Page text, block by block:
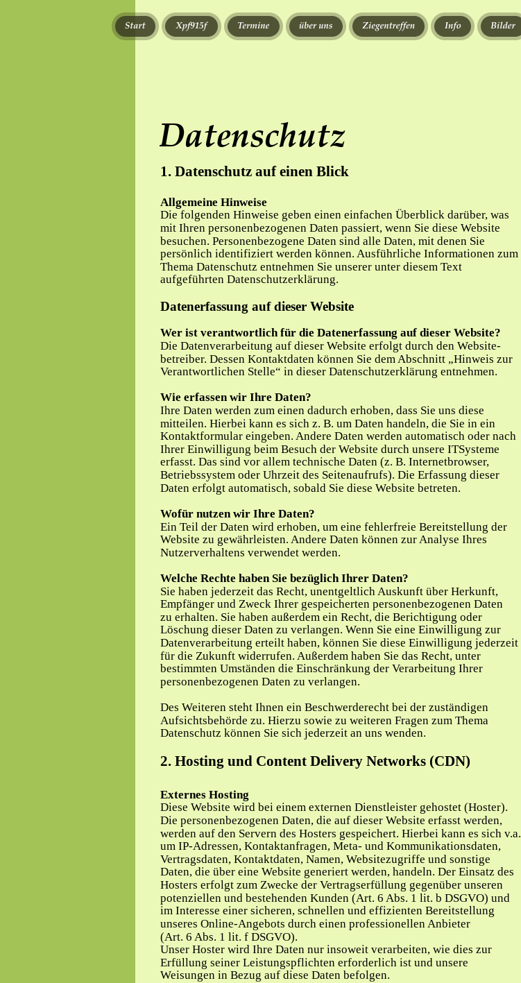
Datenschutz
1. Datenschutz auf einen Blick
Allgemeine Hinweise
Die folgenden Hinweise geben einen einfachen Überblick darüber, was
mit Ihren personenbezogenen Daten passiert, wenn Sie diese Website
besuchen. Personenbezogene Daten sind alle Daten, mit denen Sie
persönlich identifiziert werden können. Ausführliche Informationen zum
Thema Datenschutz entnehmen Sie unserer unter diesem Text
aufgeführten Datenschutzerklärung.
Datenerfassung auf dieser Website
Wer ist verantwortlich für die Datenerfassung auf dieser Website?
Die Datenverarbeitung auf dieser Website erfolgt durch den Website-
betreiber. Dessen Kontaktdaten können Sie dem Abschnitt „Hinweis zur
Verantwortlichen Stelle“ in dieser Datenschutzerklärung entnehmen.
Wie erfassen wir Ihre Daten?
Ihre Daten werden zum einen dadurch erhoben, dass Sie uns diese
mitteilen. Hierbei kann es sich z. B. um Daten handeln, die Sie in ein
Kontaktformular eingeben. Andere Daten werden automatisch oder nach
Ihrer Einwilligung beim Besuch der Website durch unsere ITSysteme
erfasst. Das sind vor allem technische Daten (z. B. Internetbrowser,
Betriebssystem oder Uhrzeit des Seitenaufrufs). Die Erfassung dieser
Daten erfolgt automatisch, sobald Sie diese Website betreten.
Wofür nutzen wir Ihre Daten?
Ein Teil der Daten wird erhoben, um eine fehlerfreie Bereitstellung der
Website zu gewährleisten. Andere Daten können zur Analyse Ihres
Nutzerverhaltens verwendet werden.
Welche Rechte haben Sie bezüglich Ihrer Daten?
Sie haben jederzeit das Recht, unentgeltlich Auskunft über Herkunft,
Empfänger und Zweck Ihrer gespeicherten personenbezogenen Daten
zu erhalten. Sie haben außerdem ein Recht, die Berichtigung oder
Löschung dieser Daten zu verlangen. Wenn Sie eine Einwilligung zur
Datenverarbeitung erteilt haben, können Sie diese Einwilligung jederzeit
für die Zukunft widerrufen. Außerdem haben Sie das Recht, unter
bestimmten Umständen die Einschränkung der Verarbeitung Ihrer
personenbezogenen Daten zu verlangen.
Des Weiteren steht Ihnen ein Beschwerderecht bei der zuständigen
Aufsichtsbehörde zu. Hierzu sowie zu weiteren Fragen zum Thema
Datenschutz können Sie sich jederzeit an uns wenden.
2. Hosting und Content Delivery Networks (CDN)
Externes Hosting
Diese Website wird bei einem externen Dienstleister gehostet (Hoster).
Die personenbezogenen Daten, die auf dieser Website erfasst werden,
werden auf den Servern des Hosters gespeichert. Hierbei kann es sich v.a.
um IP-Adressen, Kontaktanfragen, Meta- und Kommunikationsdaten,
Vertragsdaten, Kontaktdaten, Namen, Websitezugriffe und sonstige
Daten, die über eine Website generiert werden, handeln. Der Einsatz des
Hosters erfolgt zum Zwecke der Vertragserfüllung gegenüber unseren
potenziellen und bestehenden Kunden (Art. 6 Abs. 1 lit. b DSGVO) und
im Interesse einer sicheren, schnellen und effizienten Bereitstellung
unseres Online-Angebots durch einen professionellen Anbieter
(Art. 6 Abs. 1 lit. f DSGVO).
Unser Hoster wird Ihre Daten nur insoweit verarbeiten, wie dies zur
Erfüllung seiner Leistungspflichten erforderlich ist und unsere
Weisungen in Bezug auf diese Daten befolgen.